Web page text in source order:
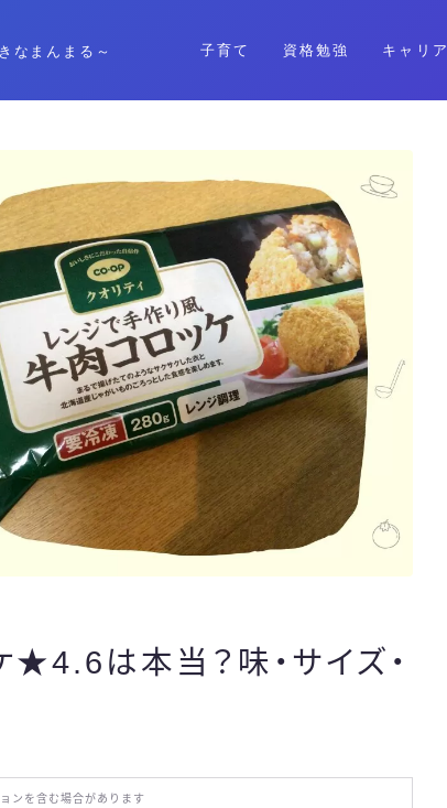
なまんまる～ 子育て 資格勉強 キャリア
格安SIM
暮らし
資格勉強
キャリア
子育て
おでかけ
★4.6は本当？味・サイズ・
ンを含む場合があります